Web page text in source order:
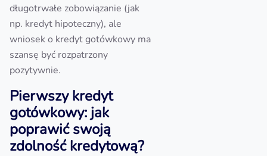
długotrwałe zobowiązanie (jak
np. kredyt hipoteczny), ale
wniosek o kredyt gotówkowy ma
szansę być rozpatrzony
pozytywnie.
Pierwszy kredyt
gotówkowy: jak
poprawić swoją
zdolność kredytową?